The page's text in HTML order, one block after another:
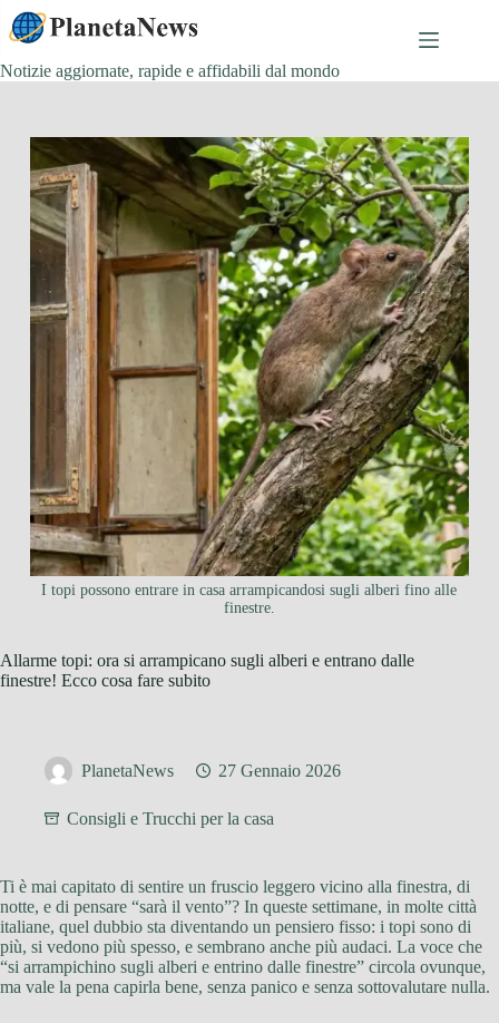
Salta
al
contenuto
Notizie aggiornate, rapide e affidabili dal mondo
I topi possono entrare in casa arrampicandosi sugli alberi fino alle
finestre.
Allarme topi: ora si arrampicano sugli alberi e entrano dalle
finestre! Ecco cosa fare subito
PlanetaNews 27 Gennaio 2026
Consigli e Trucchi per la casa
Ti è mai capitato di sentire un fruscio leggero vicino alla finestra, di
notte, e di pensare “sarà il vento”? In queste settimane, in molte città
italiane, quel dubbio sta diventando un pensiero fisso: i topi sono di
più, si vedono più spesso, e sembrano anche più audaci. La voce che
“si arrampichino sugli alberi e entrino dalle finestre” circola ovunque,
ma vale la pena capirla bene, senza panico e senza sottovalutare nulla.